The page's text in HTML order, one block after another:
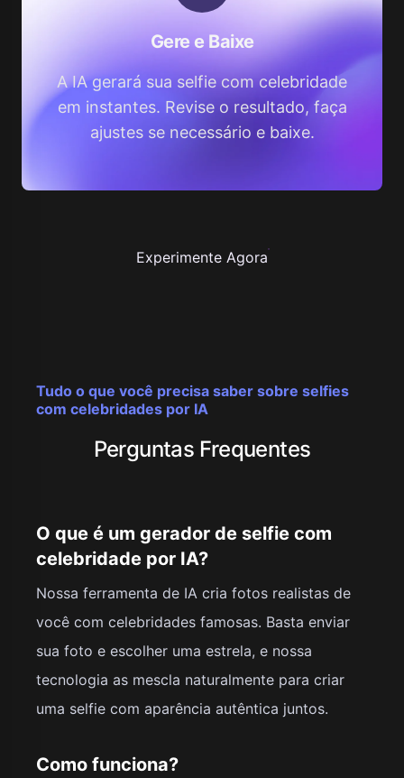
Gere e Baixe
A IA gerará sua selfie com celebridade
em instantes. Revise o resultado, faça
ajustes se necessário e baixe.
Experimente Agora
Tudo o que você precisa saber sobre selfies
com celebridades por IA
Perguntas Frequentes
O que é um gerador de selfie com
celebridade por IA?
Nossa ferramenta de IA cria fotos realistas de
você com celebridades famosas. Basta enviar
sua foto e escolher uma estrela, e nossa
tecnologia as mescla naturalmente para criar
uma selfie com aparência autêntica juntos.
Como funciona?